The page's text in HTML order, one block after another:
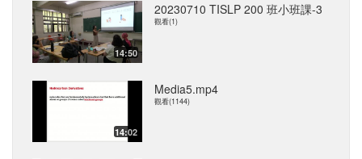
14:50
20230710 TISLP 200 班小班課-3
觀看(1)
14:02
Media5.mp4
觀看(1144)